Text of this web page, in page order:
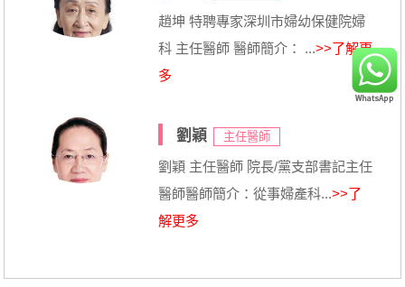
趙坤 特聘專家深圳市婦幼保健院婦
科 主任醫師 醫師簡介： ...>>了解更
多
劉穎 主任醫師
劉穎 主任醫師 院長/黨支部書記主任
醫師醫師簡介：從事婦產科...>>了
解更多